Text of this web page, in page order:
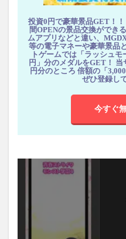
投資0円で豪華景品GET！
間OPENの景品交換ができ
ムアプリなどと違い、
等の電子マネーや豪華景品
トゲームでは「ラッシュ
円」分のメダルをGET！
円分のところ 倍額の「
ぜひ登録し
今すぐ